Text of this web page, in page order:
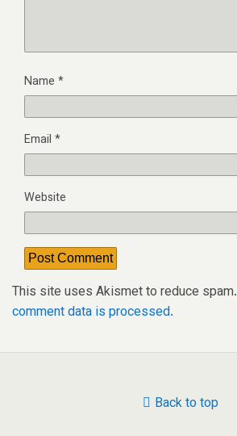
Name *
Email *
Website
This site uses Akismet to reduce spam.
comment data is processed.
Back to top